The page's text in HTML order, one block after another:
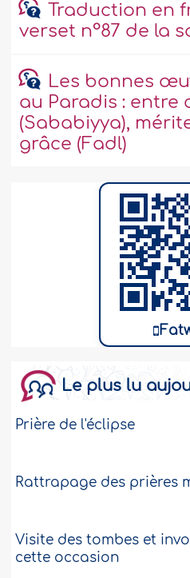
Traduction en
verset n°87 de la
Les bonnes
au Paradis : entre
(Sababiyya),
grâce (Fadl)
Le plus lu
Prière de l'éclipse
Rattrapage des prières
Visite des tombes et
cette occasion